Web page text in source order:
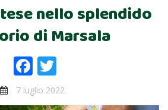
nello splendido
di Marsala
Facebook
7 luglio 2022